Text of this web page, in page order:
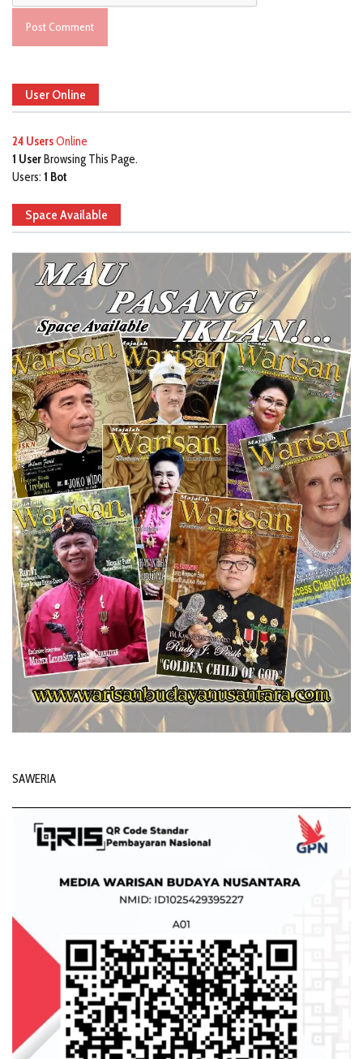
User Online
24 UsersOnline
1 UserBrowsing This Page.
Users: 1 Bot
Space Available
SAWERIA